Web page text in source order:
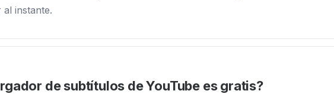
al instante.
de subtítulos de YouTube es gratis?